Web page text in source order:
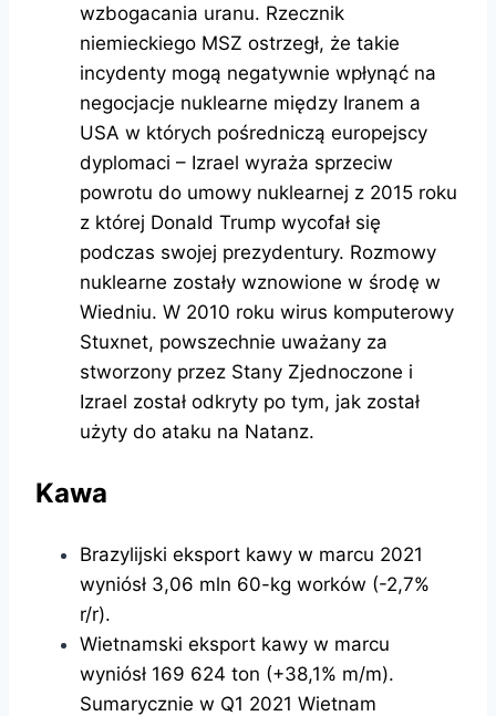
wzbogacania uranu. Rzecznik
niemieckiego MSZ ostrzegł, że takie
incydenty mogą negatywnie wpłynąć na
negocjacje nuklearne między Iranem a
USA w których pośredniczą europejscy
dyplomaci – Izrael wyraża sprzeciw
powrotu do umowy nuklearnej z 2015 roku
z której Donald Trump wycofał się
podczas swojej prezydentury. Rozmowy
nuklearne zostały wznowione w środę w
Wiedniu. W 2010 roku wirus komputerowy
Stuxnet, powszechnie uważany za
stworzony przez Stany Zjednoczone i
Izrael został odkryty po tym, jak został
użyty do ataku na Natanz.
Kawa
Brazylijski eksport kawy w marcu 2021
wyniósł 3,06 mln 60-kg worków (-2,7%
r/r).
Wietnamski eksport kawy w marcu
wyniósł 169 624 ton (+38,1% m/m).
Sumarycznie w Q1 2021 Wietnam